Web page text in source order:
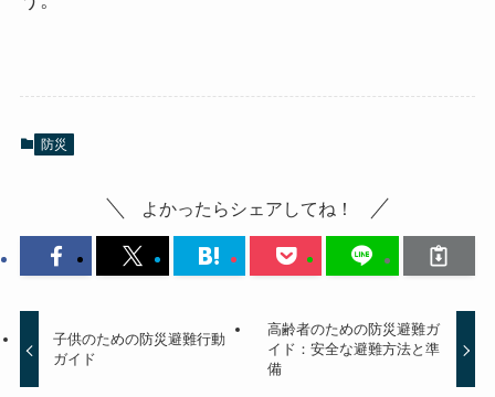
防災
よかったらシェアしてね！
子供のための防災避難行動
ガイド
高齢者のための防災避難ガ
イド：安全な避難方法と準
備